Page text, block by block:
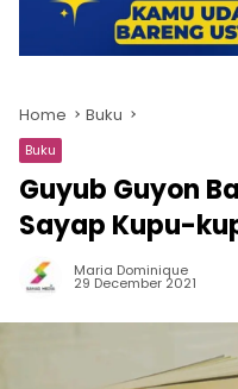
Home Buku
Buku
Guyub Guyon
Sayap Kupu-
Maria Dominique
29 December 2021